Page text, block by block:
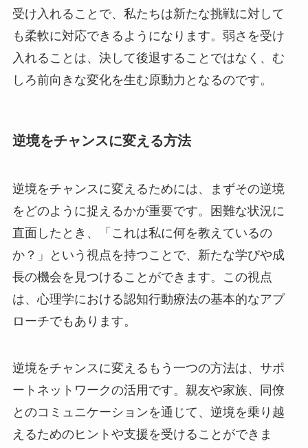
受け入れることで、私たちは新たな挑戦に対して
も柔軟に対応できるようになります。弱さを受け
入れることは、決して後退することではなく、む
しろ前向きな変化を生む原動力となるのです。
逆境をチャンスに変える方法
逆境をチャンスに変えるためには、まずその逆境
をどのように捉えるかが重要です。困難な状況に
直面したとき、「これは私に何を教えているの
か？」という視点を持つことで、新たな学びや成
長の機会を見つけることができます。この視点
は、心理学における認知行動療法の基本的なアプ
ローチでもあります。
逆境をチャンスに変えるもう一つの方法は、サポ
ートネットワークの活用です。親友や家族、同僚
とのコミュニケーションを通じて、逆境を乗り越
えるためのヒントや支援を受けることができま